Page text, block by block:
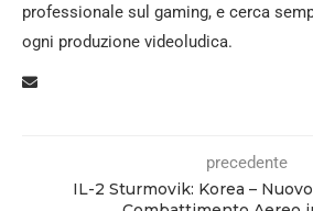
professionale sul gaming, e cerca
ogni produzione videoludica.
precedente
IL-2 Sturmovik: Korea –